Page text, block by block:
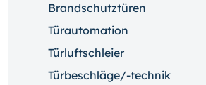
Brandschutztüren
Türautomation
Türluftschleier
Türbeschläge/-technik